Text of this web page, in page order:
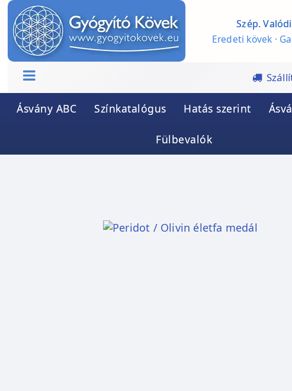
Szép.
Eredeti kövek ·
Ásvány ABC Színkatalógus Hatás szerint
Fülbevalók